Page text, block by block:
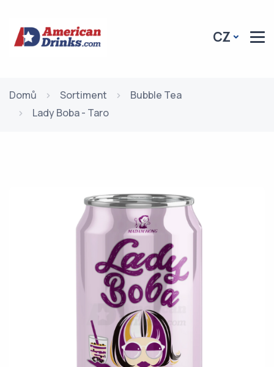
CZ
Domů Sortiment
Bubble Tea
Lady Boba - Taro